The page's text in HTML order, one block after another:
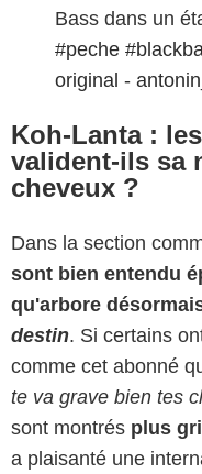
Bass dans un
#peche
original -
Koh-Lanta :
valident-ils sa
cheveux ?
Dans la section
sont bien entendu
qu'arbore
destin. Si certains
comme cet abonné
te va grave bien tes
sont montrés plus
a plaisanté une